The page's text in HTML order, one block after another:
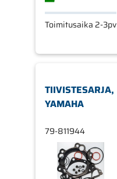
Toimitusaika 2-3pv
TIIVISTESARJA,
YAMAHA
79-811944